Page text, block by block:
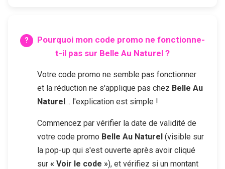
Pourquoi mon code promo ne fonctionne-
t-il pas sur Belle Au Naturel ?
Votre code promo ne semble pas fonctionner
et la réduction ne s'applique pas chez Belle Au
Naturel… l'explication est simple !
Commencez par vérifier la date de validité de
votre code promo Belle Au Naturel (visible sur
la pop-up qui s'est ouverte après avoir cliqué
sur « Voir le code »), et vérifiez si un montant